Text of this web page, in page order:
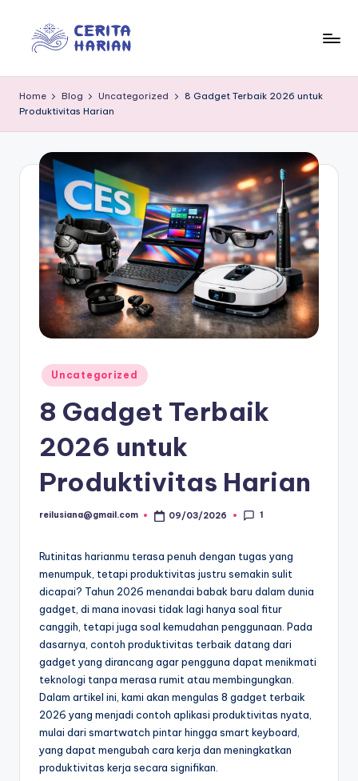
f
o
m
d
ia
for
Home Blog Uncategorized
8 Gadget Terbaik 2026 untuk
Produktivitas Harian
Posted
in
Uncategorized
8 Gadget Terbaik
2026 untuk
Produktivitas Harian
Posted
reilusiana@gmail.com 09/03/2026 1
Rutinitas harianmu terasa penuh dengan tugas yang
menumpuk, tetapi produktivitas justru semakin sulit
dicapai? Tahun 2026 menandai babak baru dalam dunia
gadget, di mana inovasi tidak lagi hanya soal fitur
canggih, tetapi juga soal kemudahan penggunaan. Pada
dasarnya, contoh produktivitas terbaik datang dari
gadget yang dirancang agar pengguna dapat menikmati
teknologi tanpa merasa rumit atau membingungkan.
Dalam artikel ini, kami akan mengulas 8 gadget terbaik
2026 yang menjadi contoh aplikasi produktivitas nyata,
mulai dari smartwatch pintar hingga smart keyboard,
yang dapat mengubah cara kerja dan meningkatkan
produktivitas kerja secara signifikan.